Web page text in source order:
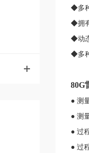
◆多
◆拥
◆动
◆多
80G
● 测
● 测
● 过
● 过